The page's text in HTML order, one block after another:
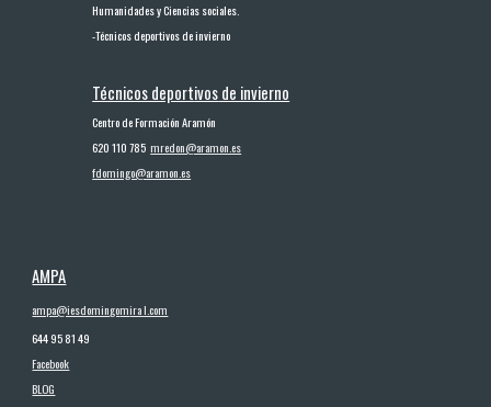
Humanidades y Ciencias sociales.
-Técnicos deportivos de invierno
Técnicos deportivosde invierno
Centro de Formación Aramón
620 110 785mredon@aramon.es
fdomingo@aramon.es
AMPA
ampa@iesdomingomira l.com
644 95 81 49
Facebook
BLOG